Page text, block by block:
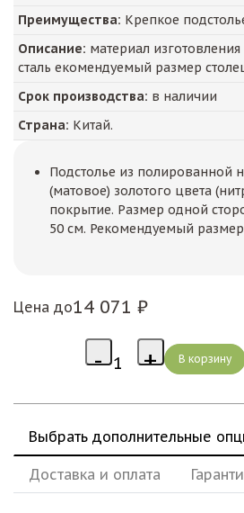
Преимущества: Крепкое
Описание: материал
сталь екомендуемый размер
Срок производства: в наличии
Страна: Китай.
Подстолье из полированной
(матовое) золотого цвета
покрытие. Размер одной
50 см. Рекомендуемый
Цена до14 071 ₽
Выбрать дополнительные
Доставка и оплата